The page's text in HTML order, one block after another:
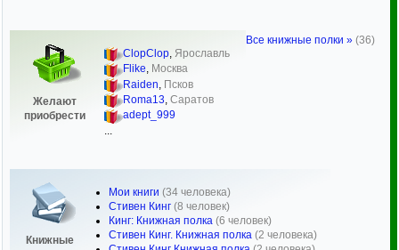
Желают
приобрести
ClopClop, Ярославль
Flike, Москва
Raiden Псков
Roma13, Саратов
adept_999
Книжные
Мои книги (34 человека)
Стивен Кинг (8 человек)
Кинг: Книжная полка (6 человек)
Стивен Кинг. Книжная полка (2 человека)
Все книжные полки » (36)